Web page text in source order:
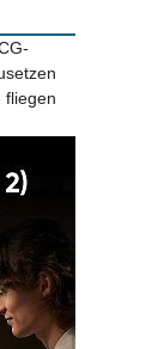
fliegen